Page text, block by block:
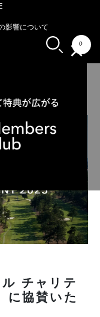
影響について
3Bのショーツ
0
×
チャリテ
に協賛いた